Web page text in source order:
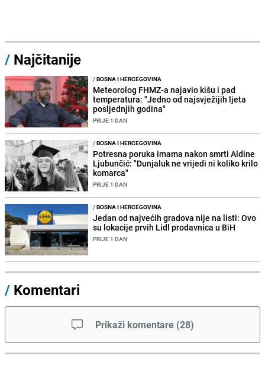
/ Najčitanije
/BOSNA I HERCEGOVINA
Meteorolog FHMZ-a najavio kišu i pad
temperatura: "Jedno od najsvježijih ljeta
posljednjih godina"
PRIJE 1 DAN
/BOSNA I HERCEGOVINA
Potresna poruka imama nakon smrti Aldine
Ljubunčić: "Dunjaluk ne vrijedi ni koliko krilo
komarca"
PRIJE 1 DAN
/BOSNA I HERCEGOVINA
Jedan od najvećih gradova nije na listi: Ovo
su lokacije prvih Lidl prodavnica u BiH
PRIJE 1 DAN
/ Komentari
Prikaži komentare (28)